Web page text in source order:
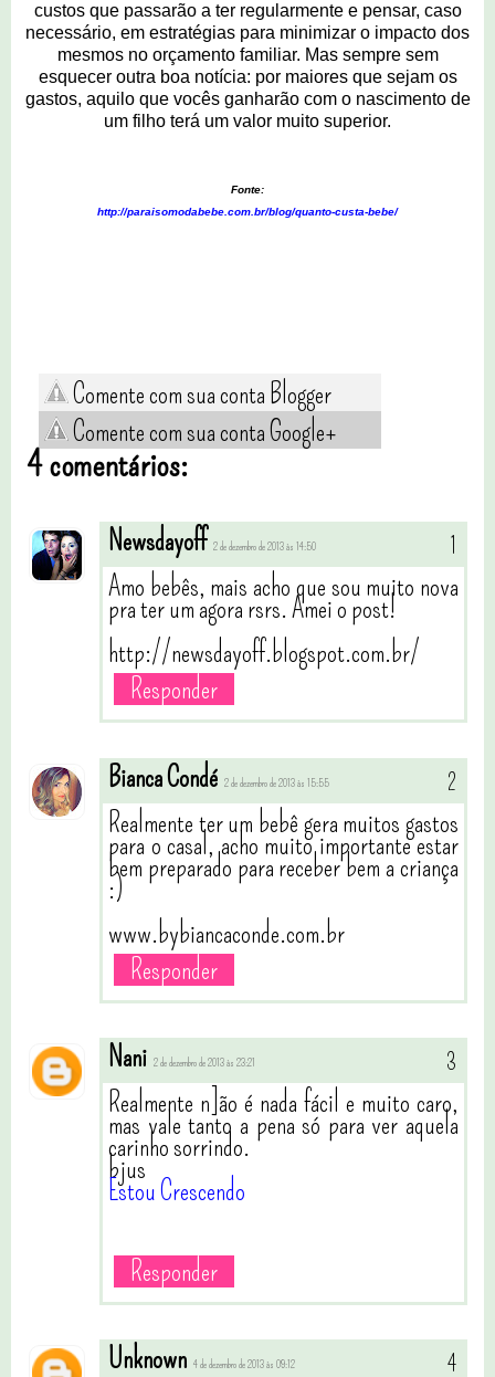
custos que passarão a ter regularmente e pensar, caso
necessário, em estratégias para minimizar o impacto dos
mesmos no orçamento familiar. Mas sempre sem
esquecer outra boa notícia: por maiores que sejam os
gastos, aquilo que vocês ganharão com o nascimento de
um filho terá um valor muito superior.
Fonte:
http://paraisomodabebe.com.br/blog/quanto-custa-bebe/
Comente com sua conta Blogger
Comente com sua conta Google+
4 comentários:
Newsdayoff 2 de dezembro de 2013 às 14:50
Amo bebês, mais acho que sou muito nova
pra ter um agora rsrs. Amei o post!
http://newsdayoff.blogspot.com.br/
Responder
Bianca Condé 2 de dezembro de 2013 às 15:55
Realmente ter um bebê gera muitos gastos
para o casal, acho muito importante estar
bem preparado para receber bem a criança
:)
www.bybiancaconde.com.br
Responder
Nani 2 de dezembro de 2013 às 23:21
Realmente n]ão é nada fácil e muito caro,
mas vale tanto a pena só para ver aquela
carinho sorrindo.
bjus
Estou Crescendo
Responder
Unknown 4 de dezembro de 2013 às 09:12